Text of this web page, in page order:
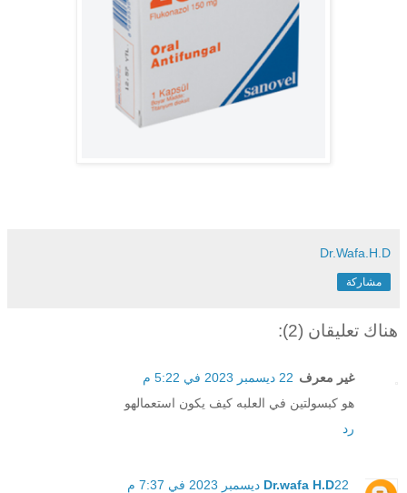
Dr.Wafa.H.D
مشاركة
هناك تعليقان (2):
غير معرف 22 ديسمبر 2023 في 5:22 م
هو كبسولتين في العلبه كيف يكون استعمالهو
رد
Dr.wafa H.D22 ديسمبر 2023 في 7:37 م